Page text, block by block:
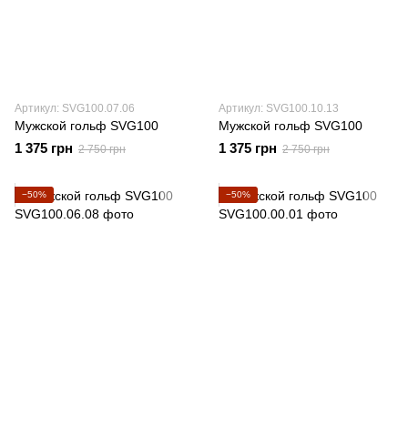
Артикул: SVG100.07.06
Мужской гольф SVG100
1 375 грн 2 750 грн
Артикул: SVG100.10.13
Мужской гольф SVG100
1 375 грн 2 750 грн
−50% −50%